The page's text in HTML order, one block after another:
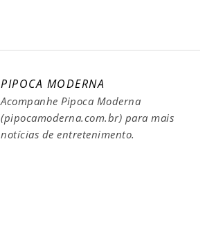
PIPOCA MODERNA
Acompanhe Pipoca Moderna
(pipocamoderna.com.br) para mais
notícias de entretenimento.